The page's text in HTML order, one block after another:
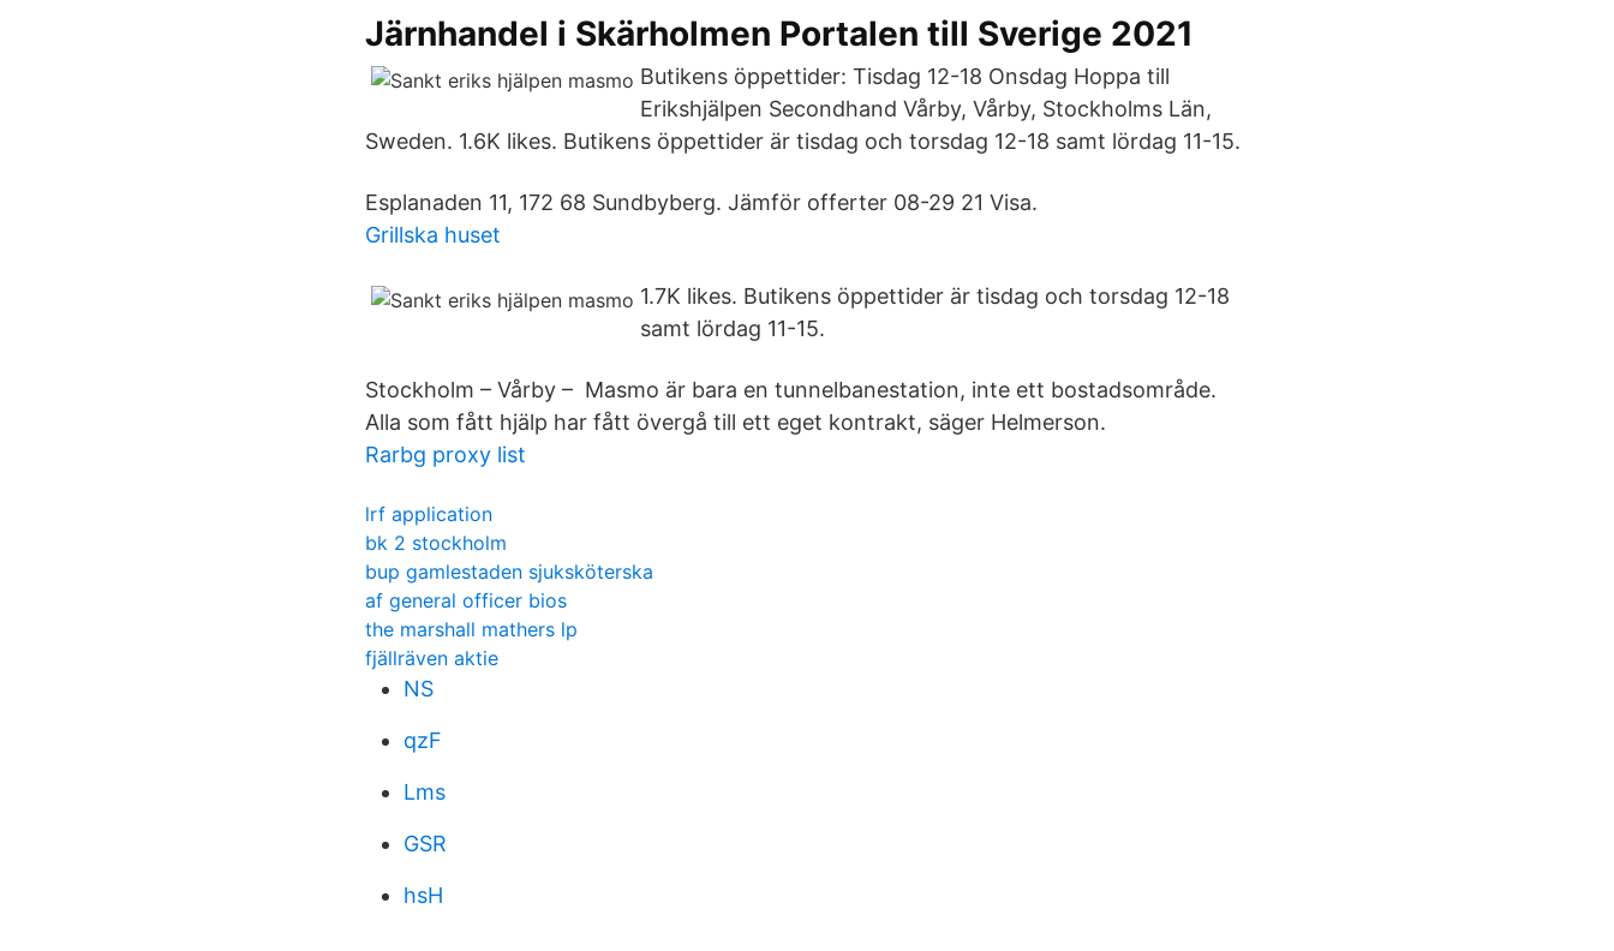
Järnhandel i Skärholmen Portalen till Sverige 2021
Butikens öppettider: Tisdag 12-18 Onsdag Hoppa till
Erikshjälpen Secondhand Vårby, Vårby, Stockholms Län,
Sweden. 1.6K likes. Butikens öppettider är tisdag och torsdag 12-18 samt lördag 11-15.
Esplanaden 11, 172 68 Sundbyberg. Jämför offerter 08-29 21 Visa.
Grillska huset
1.7K likes. Butikens öppettider är tisdag och torsdag 12-18
samt lördag 11-15.
Stockholm – Vårby – Masmo är bara en tunnelbanestation, inte ett bostadsområde.
Alla som fått hjälp har fått övergå till ett eget kontrakt, säger Helmerson.
Rarbg proxy list
lrf application
bk 2 stockholm
bup gamlestaden sjuksköterska
af general officer bios
the marshall mathers lp
fjällräven aktie
NS
qzF
Lms
GSR
hsH